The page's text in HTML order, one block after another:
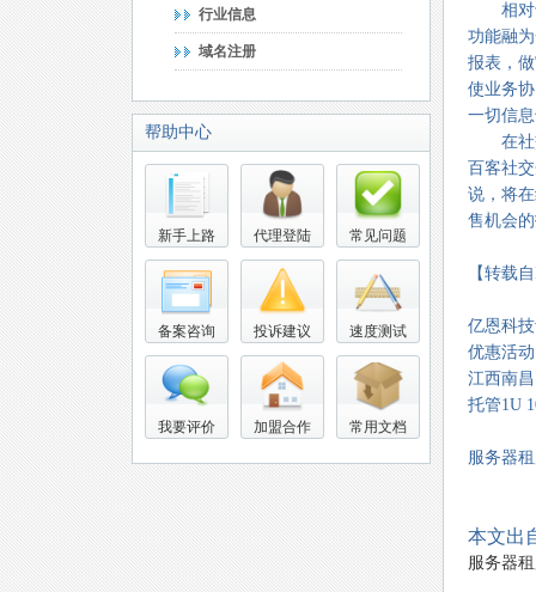
行业信息
域名注册
帮助中心
新手上路 代理登陆 常见问题
备案咨询 投诉建议 速度测试
我要评价 加盟合作 常用文档
相对于
功能融
报表，
使业务
一切信
在社交
百客社
说，将
售机会
【转载
亿恩科技
优惠活动
江西南
托管1U
服务器
本文出
服务器